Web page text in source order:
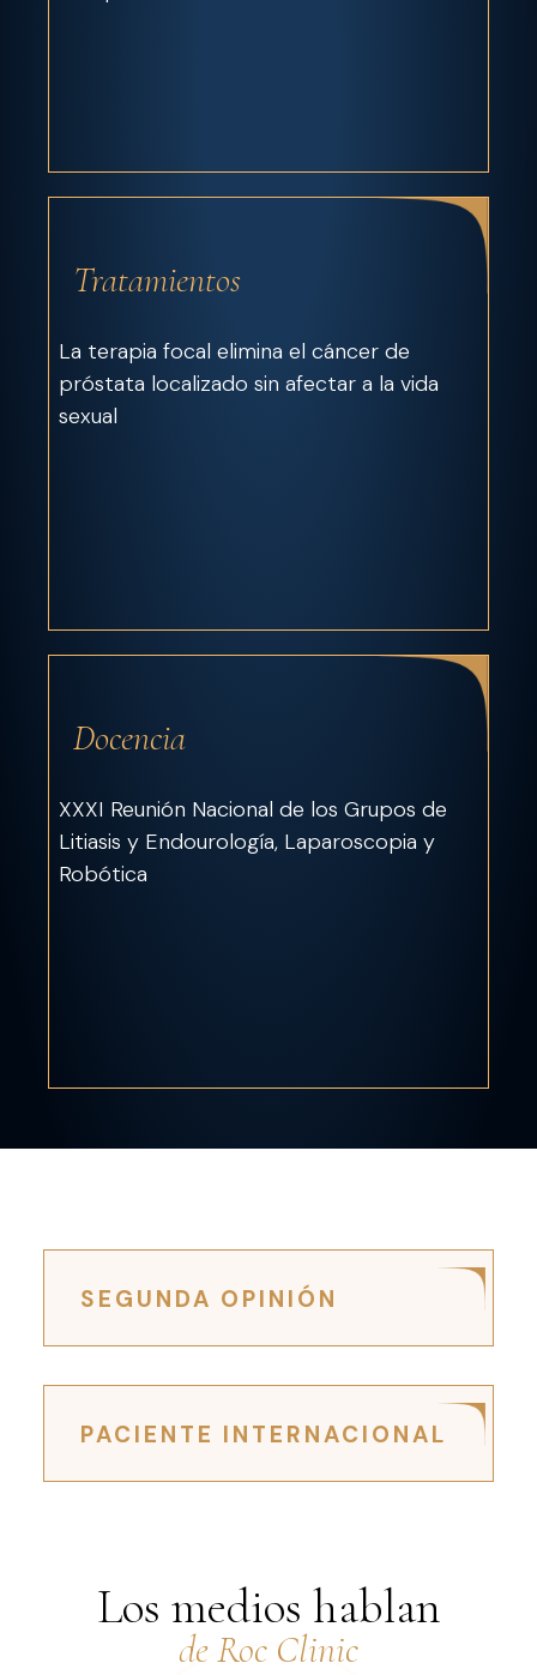
Tratamientos
La terapia focal elimina el cáncer de
próstata localizado sin afectar a la vida
sexual
Docencia
XXXI Reunión Nacional de los Grupos de
Litiasis y Endourología, Laparoscopia y
Robótica
SEGUNDA OPINIÓN
PACIENTE INTERNACIONAL
Los medios hablan
de Roc Clinic